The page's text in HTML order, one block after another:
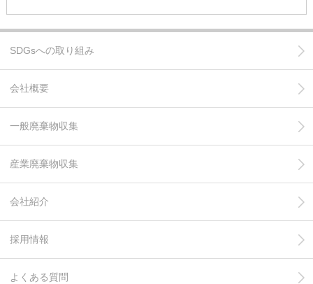
SDGsへの取り組み
会社概要
一般廃棄物収集
産業廃棄物収集
会社紹介
採用情報
よくある質問